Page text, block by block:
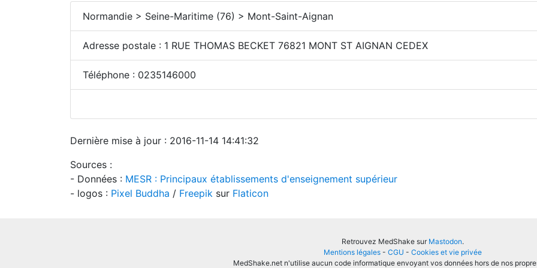
Normandie > Seine-Maritime (76) > Mont-Saint-Aignan
Adresse postale : 1 RUE THOMAS BECKET 76821 MONT ST AIGNAN CEDEX
Téléphone : 0235146000
Dernière mise à jour : 2016-11-14 14:41:32
Sources :
- Données : MESR : Principaux établissements d'enseignement supérieur
- logos : Pixel Buddha / Freepik sur Flaticon
Retrouvez MedShake sur Mastodon.
Mentions légales - CGU - Cookies et vie privée
MedShake.net n'utilise aucun code informatique envoyant vos données hors de nos